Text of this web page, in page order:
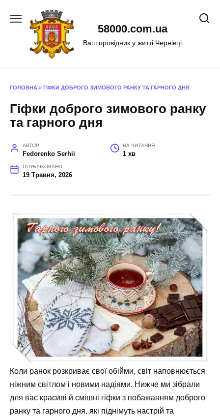
58000.com.ua
Ваш провідник у житті Чернівці
ГОЛОВНА » ГІФКИ ДОБРОГО ЗИМОВОГО РАНКУ ТА ГАРНОГО ДНЯ
Гіфки доброго зимового ранку
та гарного дня
АВТОР
Fedorenko Serhii
НА ЧИТАННЯ
1 хв
ОПУБЛІКОВАНО
19 Травня, 2026
Коли ранок розкриває свої обійми, світ наповнюється
ніжним світлом і новими надіями. Нижче ми зібрали
для вас красиві й смішні гіфки з побажанням доброго
ранку та гарного дня, які піднімуть настрій та